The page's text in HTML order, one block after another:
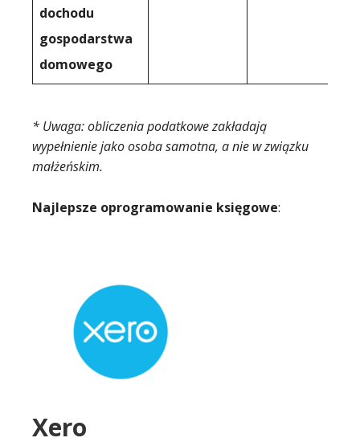
dochodu
gospodarstwa
domowego
* Uwaga: obliczenia podatkowe zakładają
wypełnienie jako osoba samotna, a nie w związku
małżeńskim.
Najlepsze oprogramowanie księgowe:
Xero